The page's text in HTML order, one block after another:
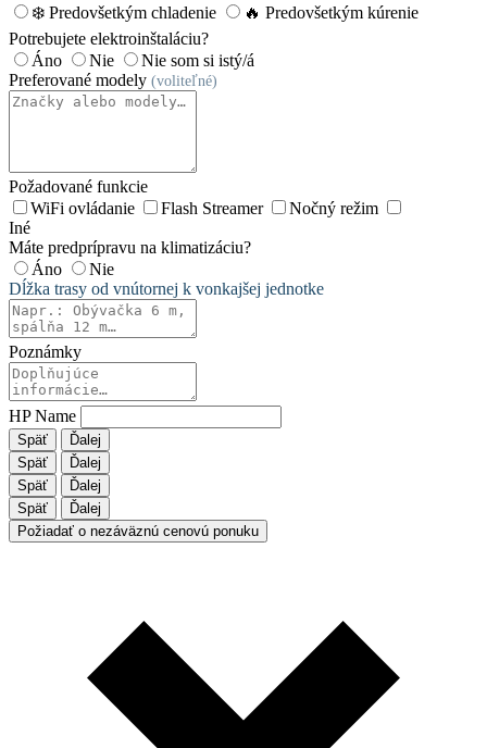
❄️ Predovšetkým chladenie
🔥 Predovšetkým kúrenie
Potrebujete elektroinštaláciu?
Áno
Nie
Nie som si istý/á
Preferované modely (voliteľné)
Požadované funkcie
WiFi ovládanie
Flash Streamer
Nočný režim
Iné
Máte predprípravu na klimatizáciu?
Áno
Nie
Dĺžka trasy od vnútornej k vonkajšej jednotke
Poznámky
HP Name
Späť
Ďalej
Späť
Ďalej
Späť
Ďalej
Späť
Ďalej
Požiadať o nezáväznú cenovú ponuku